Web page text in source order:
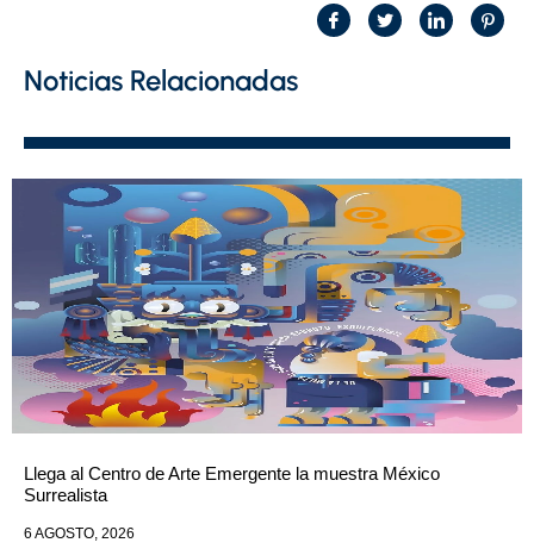
Noticias Relacionadas
Llega al Centro de Arte Emergente la muestra México
Surrealista
6 AGOSTO, 2026